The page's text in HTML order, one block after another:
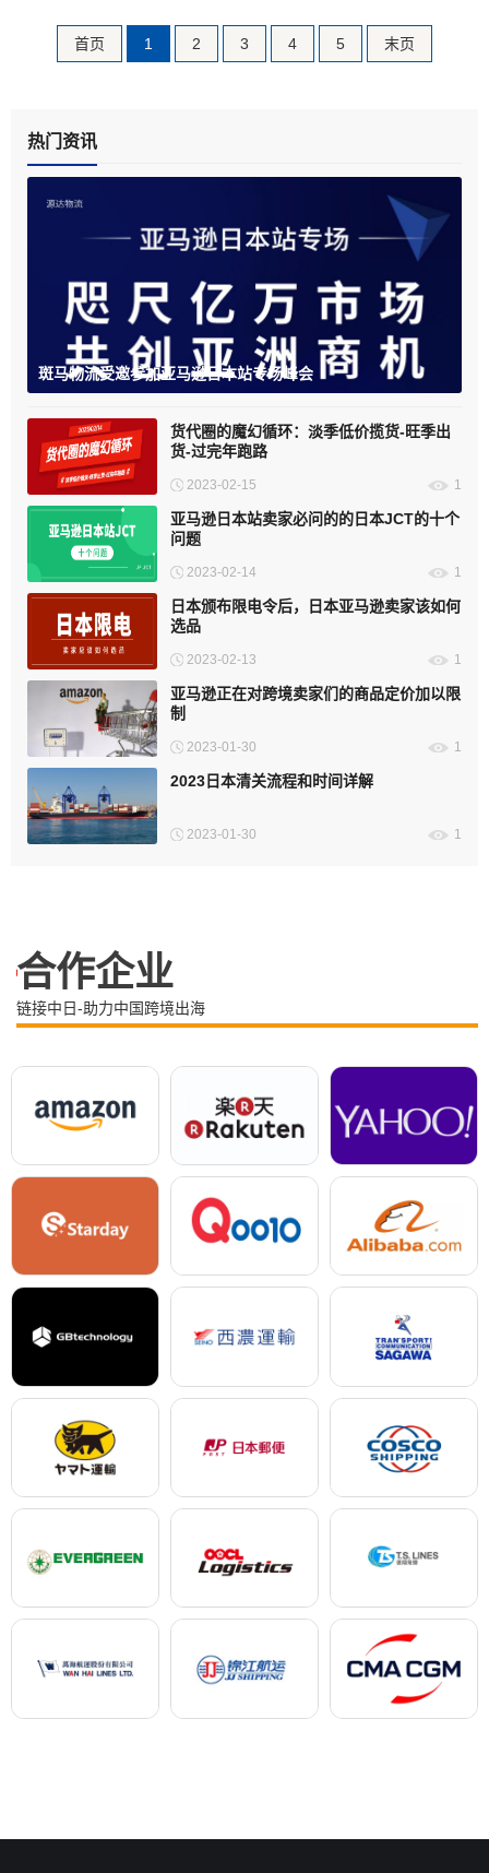
首页 1 2 3 4 5 末页
热门资讯
斑马物流受邀参加亚马逊日本站专场峰会
货代圈的魔幻循环：淡季低价揽货-旺季出
货-过完年跑路
2023-02-15 1
亚马逊日本站卖家必问的的日本JCT的十个
问题
2023-02-14 1
日本颁布限电令后，日本亚马逊卖家该如何
选品
2023-02-13 1
亚马逊正在对跨境卖家们的商品定价加以限
制
2023-01-30 1
2023日本清关流程和时间详解
2023-01-30 1
合作企业
链接中日-助力中国跨境出海